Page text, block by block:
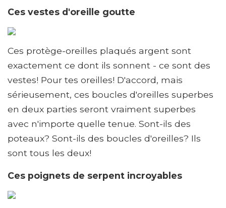
Ces vestes d'oreille goutte
Ces protège-oreilles plaqués argent sont
exactement ce dont ils sonnent - ce sont des
vestes! Pour tes oreilles! D'accord, mais
sérieusement, ces boucles d'oreilles superbes
en deux parties seront vraiment superbes
avec n'importe quelle tenue. Sont-ils des
poteaux? Sont-ils des boucles d'oreilles? Ils
sont tous les deux!
Ces poignets de serpent incroyables